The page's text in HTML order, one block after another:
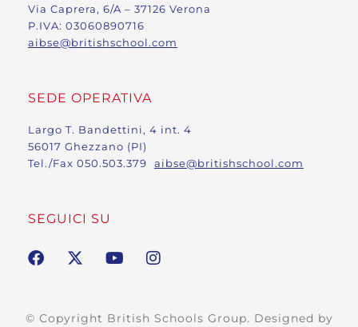
Via Caprera, 6/A – 37126 Verona
P.IVA: 03060890716
aibse@britishschool.com
SEDE OPERATIVA
Largo T. Bandettini, 4 int. 4
56017 Ghezzano (PI)
Tel./Fax 050.503.379 aibse@britishschool.com
SEGUICI SU
© Copyright British Schools Group. Designed by